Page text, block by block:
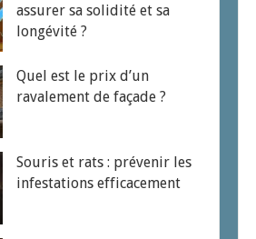
assurer sa solidité et sa
longévité ?
Quel est le prix d’un
ravalement de façade ?
Souris et rats : prévenir les
infestations efficacement